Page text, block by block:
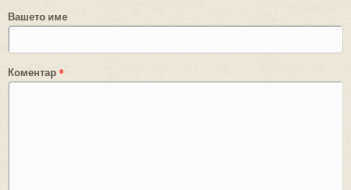
Вашето име
Коментар*